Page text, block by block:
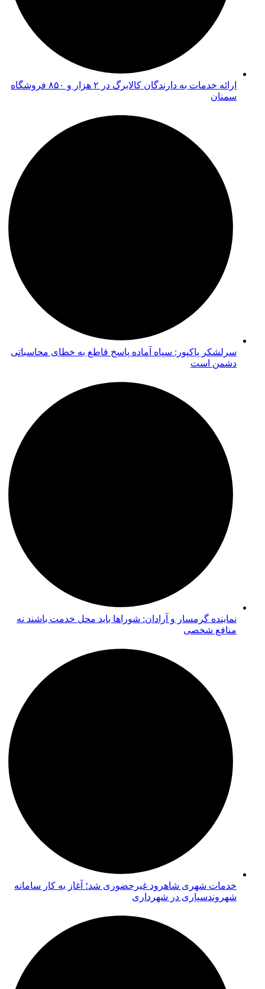
ارائه خدمات به دارندگان کالابرگ در ۲ هزار و ۸۵۰ فروشگاه
سمنان
سرلشکر پاکپور: سپاه آماده پاسخ قاطع به خطای محاسباتی
دشمن است
نماینده گرمسار و آرادان: شوراها باید محل خدمت باشند نه
منافع شخصی
خدمات شهری شاهرود غیرحضوری شد؛ آغاز به کار سامانه
شهروندسپاری در شهرداری